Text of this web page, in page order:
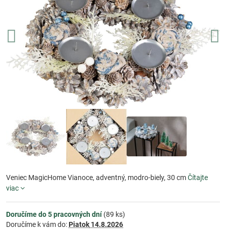
Veniec MagicHome Vianoce, adventný, modro-biely, 30 cmČítajte
viac
Doručíme do 5 pracovných dní(89 ks)
Doručíme k vám do: Piatok 14.8.2026